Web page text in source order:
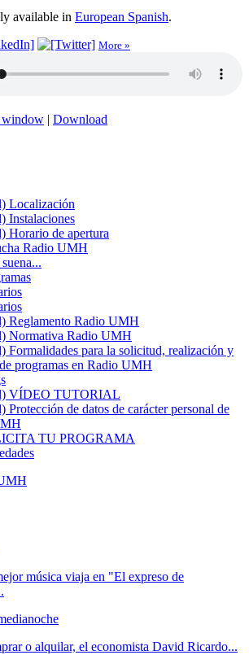
available in European Spanish.
More »
window | Download
Localización
Instalaciones
Horario de apertura
Radio UMH
Reglamento Radio UMH
Normativa Radio UMH
Formalidades para la solicitud, realización y
programas en Radio UMH
VÍDEO TUTORIAL
Protección de datos de carácter personal de
TU PROGRAMA
música viaja en "El expreso de
o alquilar, el economista David Ricardo...